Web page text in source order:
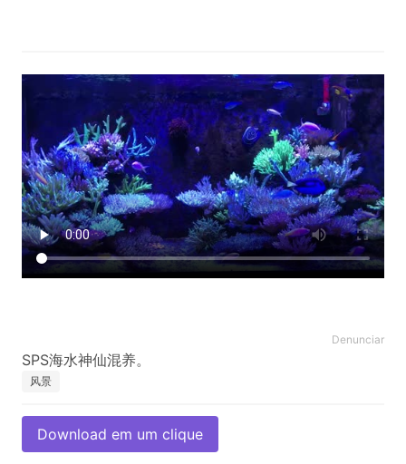
Denunciar
风景
Download em um clique